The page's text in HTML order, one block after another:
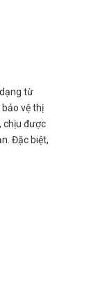
từ
vệ thị
chịu được
Đặc biệt,